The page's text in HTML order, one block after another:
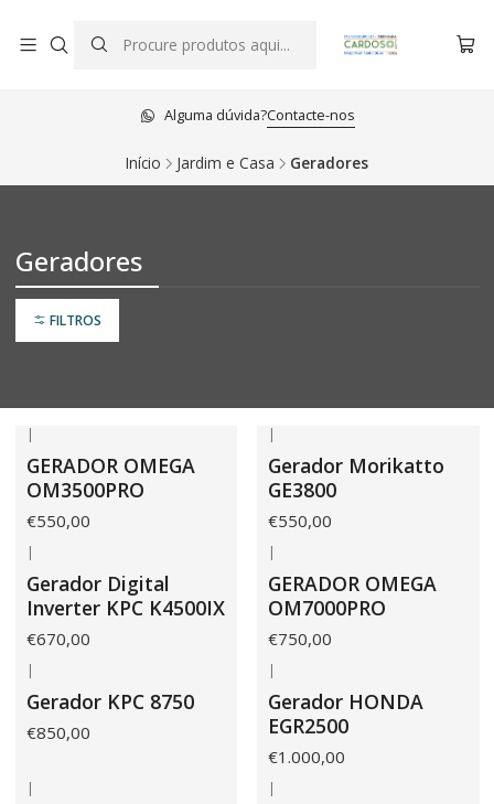
Alguma dúvida?Contacte-nos
Início Jardim e Casa Geradores
Geradores
FILTROS
|
GERADOR OMEGA
OM3500PRO
€550,00
|
Gerador Morikatto
GE3800
€550,00
|
Gerador Digital
Inverter KPC K4500IX
€670,00
|
GERADOR OMEGA
OM7000PRO
€750,00
|
Gerador KPC 8750
€850,00
|
Gerador HONDA
EGR2500
€1.000,00
| |